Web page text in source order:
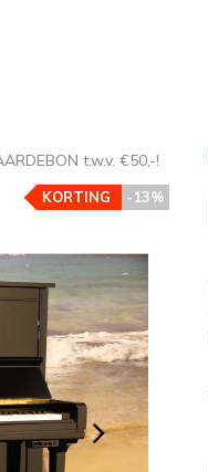
t.w.v. €50,-!
-13%
KORTING